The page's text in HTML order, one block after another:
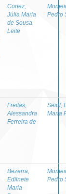
Cortez,
Júlia Maria
de Sousa
Leite
Pedro
Freitas,
Alessandra
Ferreira de
Seidl,
Maria
Bezerra,
Edilnete
Maria
Pedro